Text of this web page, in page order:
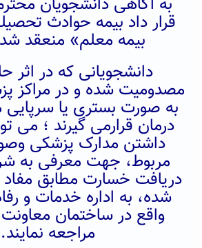
قرار داد بیمه حوادث
بیمه معلم» منعقد
دانشجویانی که در اثر
مصدومیت شده و در مراکز
به صورت بستری یا سرپایی
درمان قرارمی گیرند ؛ می
داشتن مدارک پزشکی
مربوط، جهت معرفی به
دریافت خسارت مطابق مفاد
شده، به اداره خدمات و
واقع در ساختمان
مراجعه نمایند.